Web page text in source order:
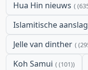
Hua Hin nieuws
Islamitische
Jelle van dinther
Koh Samui (101)